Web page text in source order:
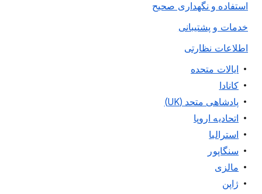
استفاده و نگهداری صحیح
خدمات و پشتیبانی
اطلاعات نظارتی
ایالات متحده
کانادا
پادشاهی متحد (UK)
اتحادیه اروپا
استرالیا
سنگاپور
مالزی
ژاپن